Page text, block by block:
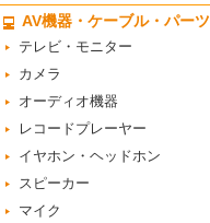
AV機器・ケーブル・パーツ
テレビ・モニター
カメラ
オーディオ機器
レコードプレーヤー
イヤホン・ヘッドホン
スピーカー
マイク